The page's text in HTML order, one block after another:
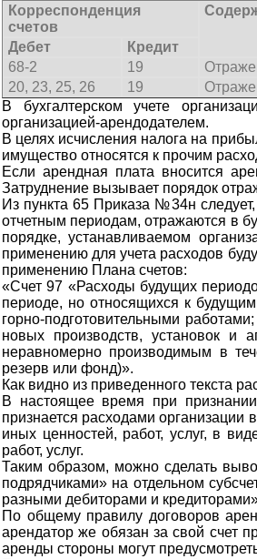
Корреспонденция
счетов
Дебет
Кредит
68-2
19
20, 23, 25, 26
19
В бухгалтерском учете
организацией-арендодателем.
В целях исчисления налога на
имущество относятся к прочим
Если арендная плата вносится
Затруднение вызывает порядок
Из пункта 65 Приказа №34н
отчетным периодам, отражаются в
порядке, устанавливаемом
применению для учета расходов
применению Плана счетов:
«Счет 97 «Расходы будущих
периоде, но относящихся к
горно-подготовительными
новых производств, установок и
неравномерно производимым в
резерв или фонд)».
Как видно из приведенного текста
В настоящее время при
признается расходами
иных ценностей, работ, услуг, в
работ, услуг.
Таким образом, можно сделать
подрядчиками» на отдельном
разными дебиторами и
По общему правилу договоров
арендатор же обязан за свой счет
аренды стороны могут